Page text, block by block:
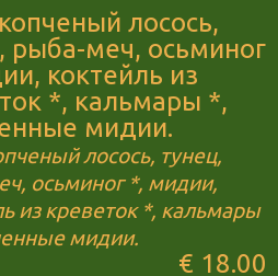
лосось,
рыба-меч, осьминог
коктейль из
*, кальмары *,
мидии.
лосось, тунец,
осьминог *, мидии,
из креветок *, кальмары
мидии.
€ 18.00